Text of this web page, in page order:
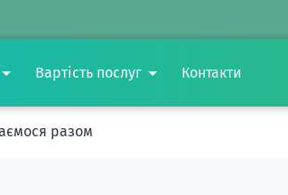
Вартість послуг Контакти
разом